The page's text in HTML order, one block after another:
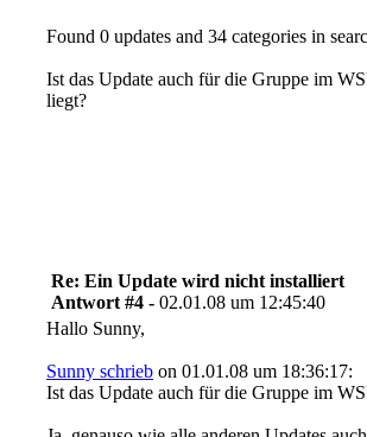
Found 0 updates and 34 categories in
Ist das Update auch für die Gruppe im
liegt?
Re: Ein Update wird nicht installiert
Antwort #4 - 02.01.08 um 12:45:40
Hallo Sunny,
Sunny schrieb on 01.01.08 um 18:36:17:
Ist das Update auch für die Gruppe im